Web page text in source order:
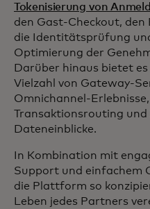
Tokenisierung von
den Gast-Checkout, den
die Identitätsprüfung
Optimierung der
Darüber hinaus bietet es
Vielzahl von Gateway-
Omnichannel-
Transaktionsrouting
Dateneinblicke.
In Kombination mit
Support und einfachem
die Plattform so
Leben jedes Partners